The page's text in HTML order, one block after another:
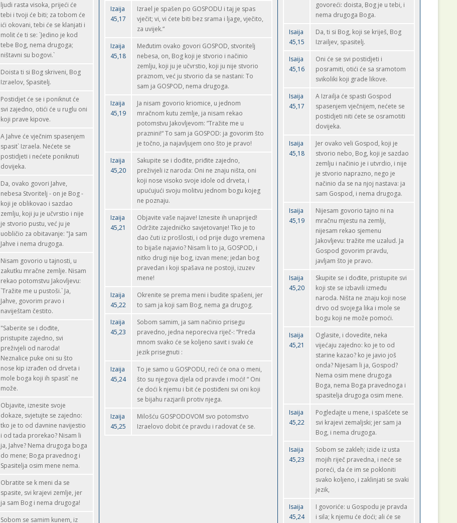
ljudi rasta visoka, prijeći će
tebi i tvoji će biti; za tobom će
ići okovani, tebi će se klanjati i
molit će ti se: `Jedino je kod
tebe Bog, nema drugoga;
ništavni su bogovi.`
Doista ti si Bog skriveni, Bog
Izraelov, Spasitelj.
Postidjet će se i poniknut će
svi zajedno, otići će u ruglu oni
koji prave kipove.
A Jahve će vječnim spasenjem
spasit` Izraela. Nećete se
postidjeti i nećete poniknuti
dovijeka.
Da, ovako govori Jahve,
nebesa Stvoritelj - on je Bog -
koji je oblikovao i sazdao
zemlju, koji ju je učvrstio i nije
je stvorio pustu, već ju je
uobličio za obitavanje: "Ja sam
Jahve i nema drugoga.
Nisam govorio u tajnosti, u
zakutku mračne zemlje. Nisam
rekao potomstvu Jakovljevu:
`Tražite me u pustoši.` Ja,
Jahve, govorim pravo i
naviještam čestito.
"Saberite se i dođite,
pristupite zajedno, svi
preživjeli od naroda!
Neznalice puke oni su što
nose kip izrađen od drveta i
mole boga koji ih spasit` ne
može.
Objavite, iznesite svoje
dokaze, svjetujte se zajedno:
tko je to od davnine navijestio
i od tada prorekao? Nisam li
ja, Jahve? Nema drugoga boga
do mene; Boga pravednog i
Spasitelja osim mene nema.
Obratite se k meni da se
spasite, svi krajevi zemlje, jer
ja sam Bog i nema drugoga!
Sobom se samim kunem, iz
Izaija
45,17
Izrael je spašen po GOSPODU i taj je spas
vječit; vi, vi ćete biti bez srama i ljage, vječito,
za uvijek.“
Izaija
45,18
Međutim ovako govori GOSPOD, stvoritelj
nebesa, on, Bog koji je stvorio i načinio
zemlju, koji ju je učvrstio, koji ju nije stvorio
praznom, već ju stvorio da se nastani: To
sam ja GOSPOD, nema drugoga.
Izaija
45,19
Ja nisam govorio kriomice, u jednom
mračnom kutu zemlje, ja nisam rekao
potomstvu Jakovljevom: ”Tražite me u
praznini!“ To sam ja GOSPOD: ja govorim što
je točno, ja najavljujem ono što je pravo!
Izaija
45,20
Sakupite se i dođite, priđite zajedno,
preživjeli iz naroda: Oni ne znaju ništa, oni
koji nose visoko svoje idole od drveta, i
upućujući svoju molitvu jednom bogu kojeg
ne poznaju.
Izaija
45,21
Objavite vaše najave! Iznesite ih unaprijed!
Održite zajedničko savjetovanje! Tko je to
dao čuti iz prošlosti, i od prije dugo vremena
to bijaše najavio? Nisam li to ja, GOSPOD, i
nitko drugi nije bog, izvan mene; jedan bog
pravedan i koji spašava ne postoji, izuzev
mene!
Izaija
45,22
Okrenite se prema meni i budite spašeni, jer
to sam ja koji sam Bog, nema ga drugog.
Izaija
45,23
Sobom samim, ja sam načinio prisegu
pravedno, jedna neporeciva riječ-: ”Preda
mnom svako će se koljeno savit i svaki će
jezik prisegnuti :
Izaija
45,24
To je samo u GOSPODU, reći će ona o meni,
što su njegova djela od pravde i moći! “ Oni
će doći k njemu i bit će postiđeni svi oni koji
se bijahu razjarili protiv njega.
Izaija
45,25
Milošću GOSPODOVOM svo potomstvo
Izraelovo dobit će pravdu i radovat će se.
govoreći: doista, Bog je u tebi, i
nema drugoga Boga.
Isaija
45,15
Da, ti si Bog, koji se kriješ, Bog
Izrailjev, spasitelj.
Isaija
45,16
Oni će se svi postidjeti i
posramiti, otići će sa sramotom
svikoliki koji grade likove.
Isaija
45,17
A Izrailja će spasti Gospod
spasenjem vječnijem, nećete se
postidjeti niti ćete se osramotiti
dovijeka.
Isaija
45,18
Jer ovako veli Gospod, koji je
stvorio nebo, Bog, koji je sazdao
zemlju i načinio je i utvrdio, i nije
je stvorio naprazno, nego je
načinio da se na njoj nastava: ja
sam Gospod, i nema drugoga.
Isaija
45,19
Nijesam govorio tajno ni na
mračnu mjestu na zemlji,
nijesam rekao sjemenu
Jakovljevu: tražite me uzalud. Ja
Gospod govorim pravdu,
javljam što je pravo.
Isaija
45,20
Skupite se i dođite, pristupite svi
koji ste se izbavili između
naroda. Ništa ne znaju koji nose
drvo od svojega lika i mole se
bogu koji ne može pomoći.
Isaija
45,21
Oglasite, i dovedite, neka
vijećaju zajedno: ko je to od
starine kazao? ko je javio još
onda? Nijesam li ja, Gospod?
Nema osim mene drugoga
Boga, nema Boga pravednoga i
spasitelja drugoga osim mene.
Isaija
45,22
Pogledajte u mene, i spašćete se
svi krajevi zemaljski; jer sam ja
Bog, i nema drugoga.
Isaija
45,23
Sobom se zakleh; izide iz usta
mojih riječ pravedna, i neće se
poreći, da će im se pokloniti
svako koljeno, i zaklinjati se svaki
jezik,
Isaija
45,24
I govoriće: u Gospodu je pravda
i sila; k njemu će doći; ali će se